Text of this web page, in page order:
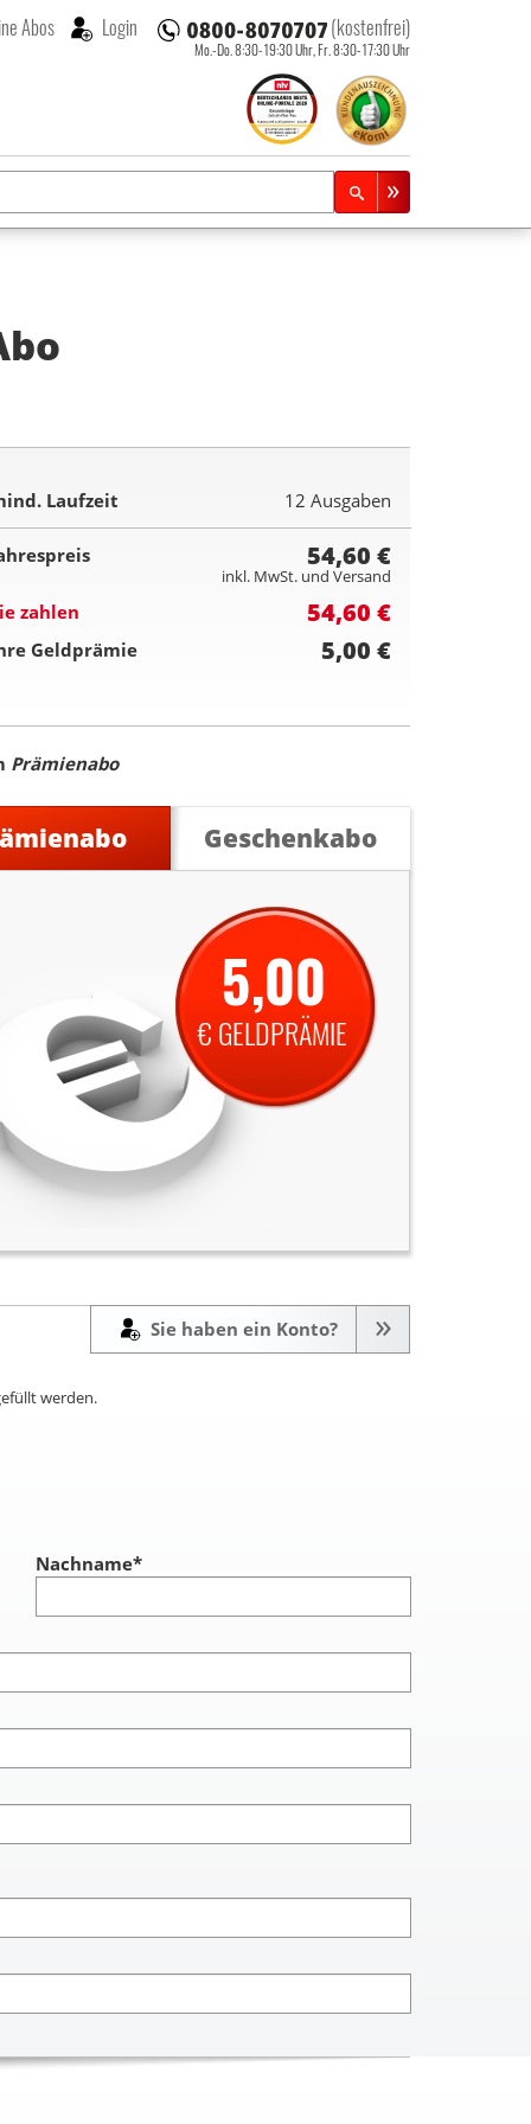
(kostenfrei)
Mo.-Do. 8:30-19:30 Uhr, Fr. 8:30-17:30 Uhr
Abos Login
Laufzeit 12 Ausgaben
54,60 €
inkl. MwSt. und Versand
zahlen 54,60 €
Geldprämie 5,00 €
Prämienabo
Geschenkabo
5,00
€ GELDPRÄMIE
Sie haben ein Konto?
werden.
Nachname*